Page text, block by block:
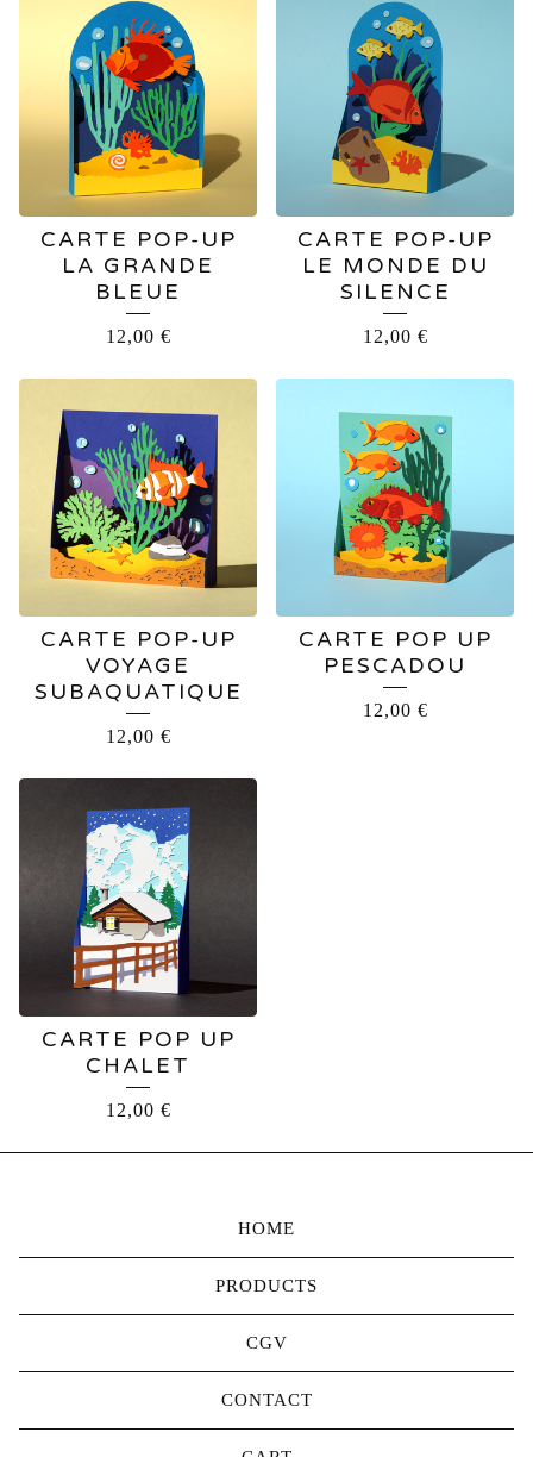
CARTE POP-UP
LA GRANDE
BLEUE
12,00 €
CARTE POP-UP
LE MONDE DU
SILENCE
12,00 €
CARTE POP-UP
VOYAGE
SUBAQUATIQUE
12,00 €
CARTE POP UP
PESCADOU
12,00 €
CARTE POP UP
CHALET
12,00 €
HOME
PRODUCTS
CGV
CONTACT